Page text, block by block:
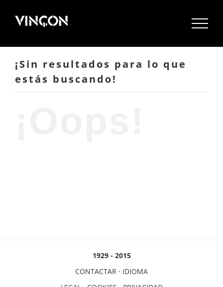
¡Sin resultados para lo que
estás buscando!
1929 - 2015
CONTACTAR · IDIOMA